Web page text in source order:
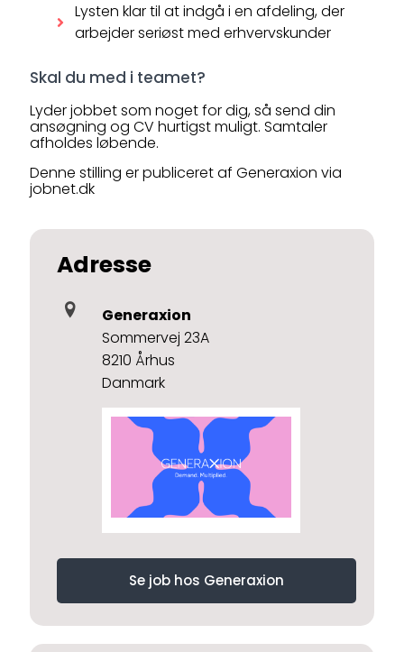
Lysten klar til at indgå i en afdeling, der
arbejder seriøst med erhvervskunder
Skal du med i teamet?
Lyder jobbet som noget for dig, så send din
ansøgning og CV hurtigst muligt. Samtaler
afholdes løbende.
Denne stilling er publiceret af Generaxion via
jobnet.dk
Adresse
Generaxion
Sommervej 23A
8210 Århus
Danmark
Se job hos Generaxion